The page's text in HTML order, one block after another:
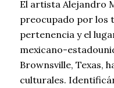
El artista Alejandro
preocupado por los
pertenencia y el
mexicano-
Brownsville, Texas,
culturales.